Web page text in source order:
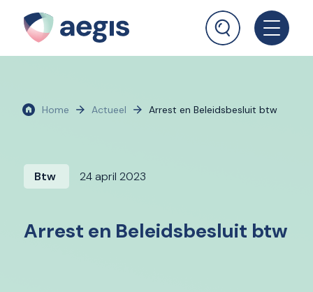
Home Actueel Arrest en Beleidsbesluit btw
Btw 24 april 2023
Arrest en Beleidsbesluit btw